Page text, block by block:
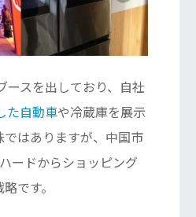
ースを出しており、自社
た自動車や冷蔵庫を展示
ではありますが、中国市
ードからショッピング
です。